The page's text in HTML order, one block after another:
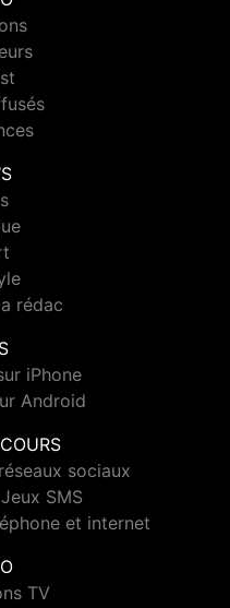
rédac
iPhone
Android
sociaux
SMS
et internet
TV